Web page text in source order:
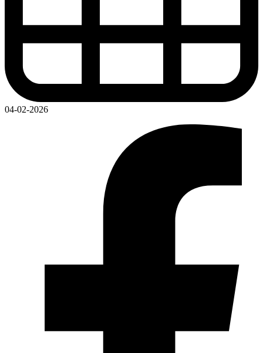
04-02-2026